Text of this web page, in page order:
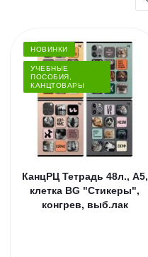
НОВИНКИ
УЧЕБНЫЕ
ПОСОБИЯ,
КАНЦТОВАРЫ
КанцРЦ Тетрадь 48л., А5,
клетка BG "Стикеры",
конгрев, выб.лак